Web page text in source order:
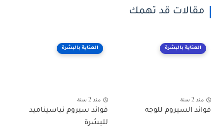
مقالات قد تهمك
العناية بالبشرة
منذ 2 سنة
فوائد السيروم للوجه
العناية بالبشرة
منذ 2 سنة
فوائد سيروم نياسيناميد
للبشرة